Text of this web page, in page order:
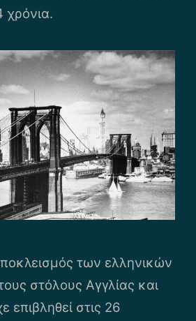
χρόνια.
των ελληνικών
στόλους Αγγλίας και
επιβληθεί στις 26